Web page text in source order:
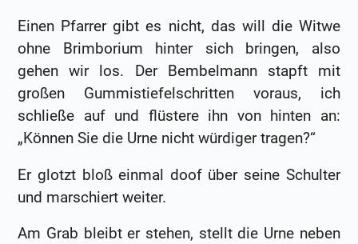
Einen Pfarrer gibt es nicht, das will die Witwe
ohne Brimborium hinter sich bringen, also
gehen wir los. Der Bembelmann stapft mit
großen Gummistiefelschritten voraus, ich
schließe auf und flüstere ihn von hinten an:
„Können Sie die Urne nicht würdiger tragen?“
Er glotzt bloß einmal doof über seine Schulter
und marschiert weiter.
Am Grab bleibt er stehen, stellt die Urne neben